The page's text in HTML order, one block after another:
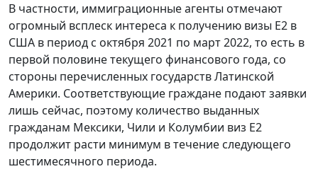
В частности, иммиграционные агенты отмечают
огромный всплеск интереса к получению визы E2 в
США в период с октября 2021 по март 2022, то есть в
первой половине текущего финансового года, со
стороны перечисленных государств Латинской
Америки. Соответствующие граждане подают заявки
лишь сейчас, поэтому количество выданных
гражданам Мексики, Чили и Колумбии виз E2
продолжит расти минимум в течение следующего
шестимесячного периода.